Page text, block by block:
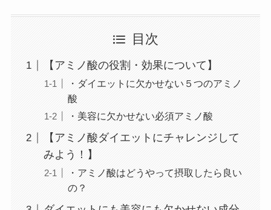
目次
【アミノ酸の役割・効果について】
・ダイエットに欠かせない５つのアミノ
酸
・美容に欠かせない必須アミノ酸
【アミノ酸ダイエットにチャレンジして
みよう！】
・アミノ酸はどうやって摂取したら良い
の？